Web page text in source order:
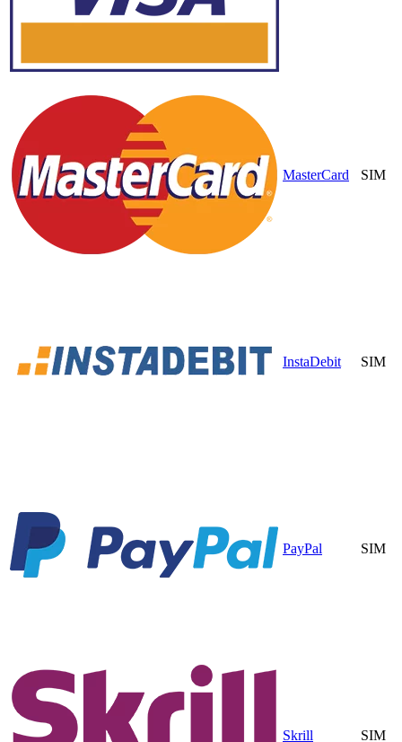
MasterCard SIM
InstaDebit SIM
PayPal SIM
Skrill SIM